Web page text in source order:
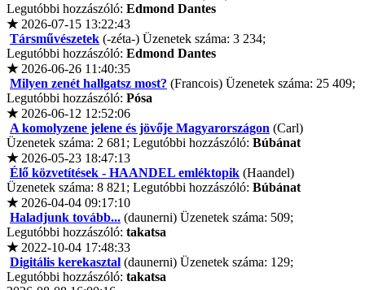
Legutóbbi hozzászóló: Edmond Dantes
★2026-07-15 13:22:43
Társművészetek (-zéta-) Üzenetek száma: 3 234;
Legutóbbi hozzászóló: Edmond Dantes
★2026-06-26 11:40:35
Milyen zenét hallgatsz most? (Francois) Üzenetek száma: 25 409;
Legutóbbi hozzászóló: Pósa
★2026-06-12 12:52:06
A komolyzene jelene és jövője Magyarországon (Carl)
Üzenetek száma: 2 681; Legutóbbi hozzászóló: Búbánat
★2026-05-23 18:47:13
Élő közvetítések - HAANDEL emléktopik (Haandel)
Üzenetek száma: 8 821; Legutóbbi hozzászóló: Búbánat
★2026-04-04 09:17:10
Haladjunk tovább... (daunerni) Üzenetek száma: 509;
Legutóbbi hozzászóló: takatsa
★2022-10-04 17:48:33
Digitális kerekasztal (daunerni) Üzenetek száma: 129;
Legutóbbi hozzászóló: takatsa